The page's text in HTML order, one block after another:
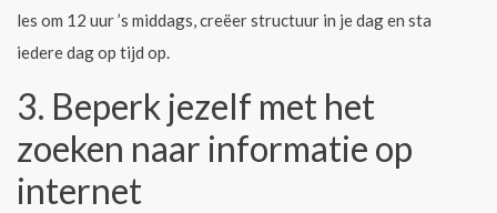
les om 12 uur ’s middags, creëer structuur in je dag en sta
iedere dag op tijd op.
3. Beperk jezelf met het
zoeken naar informatie op
internet